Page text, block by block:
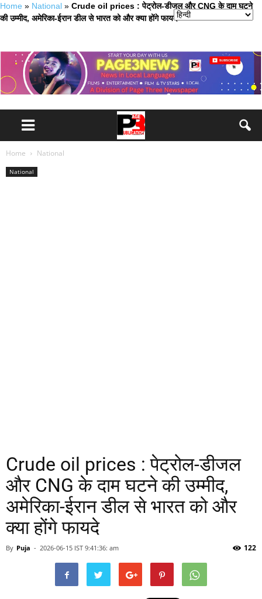
Home » National » Crude oil prices : पेट्रोल-डीजल और CNG के दाम घटने
की उम्मीद, अमेरिका-ईरान डील से भारत को और क्या होंगे फायदे
Home National
National
Crude oil prices : पेट्रोल-डीजल
और CNG के दाम घटने की उम्मीद,
अमेरिका-ईरान डील से भारत को और
क्या होंगे फायदे
By Puja - 2026-06-15 IST 9:41:36: am 122